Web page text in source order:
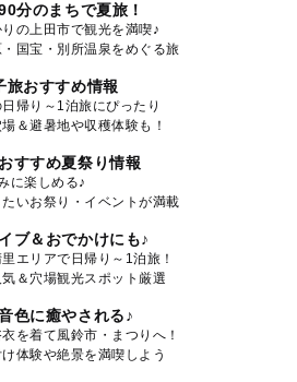
分のまちで夏旅！
の上田市で観光を満喫♪
国宝・別所温泉をめぐる旅
旅おすすめ情報
帰り～1泊旅にぴったり
＆避暑地や収穫体験も！
すすめ夏祭り情報
に楽しめる♪
いお祭り・イベントが満載
ブ＆おでかけにも♪
エリアで日帰り～1泊旅！
＆穴場観光スポット厳選
色に癒やされる♪
を着て風鈴市・まつりへ！
体験や絶景を満喫しよう